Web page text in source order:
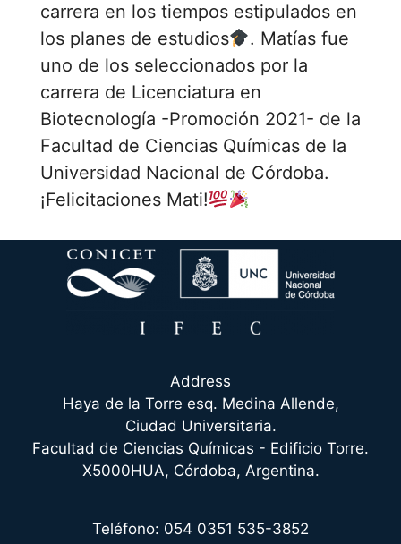
carrera en los tiempos estipulados en
los planes de estudios
. Matías fue
uno de los seleccionados por la
carrera de Licenciatura en
Biotecnología -Promoción 2021- de la
Facultad de Ciencias Químicas de la
Universidad Nacional de Córdoba.
¡Felicitaciones Mati!
Address
Haya de la Torre esq. Medina Allende,
Ciudad Universitaria.
Facultad de Ciencias Químicas - Edificio Torre.
X5000HUA, Córdoba, Argentina.
Teléfono: 054 0351 535-3852